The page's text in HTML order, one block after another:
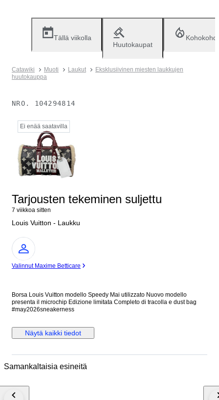
Tällä viikolla
Huutokaupat
Catawiki Muoti Laukut
Eksklusiivinen miesten laukkujen
huutokauppa
NRO. 104294814
Ei enää saatavilla
Tarjousten tekeminen suljettu
7 viikkoa sitten
Louis Vuitton - Laukku
asiantuntija
Valinnut Maxime Betticare
Borsa Louis Vuitton modello Speedy Mai utilizzato Nuovo modello
presenta il microchip Edizione limitata Completo di tracolla e dust bag
#may2026sneakerness
Näytä kaikki tiedot
Samankaltaisia esineitä